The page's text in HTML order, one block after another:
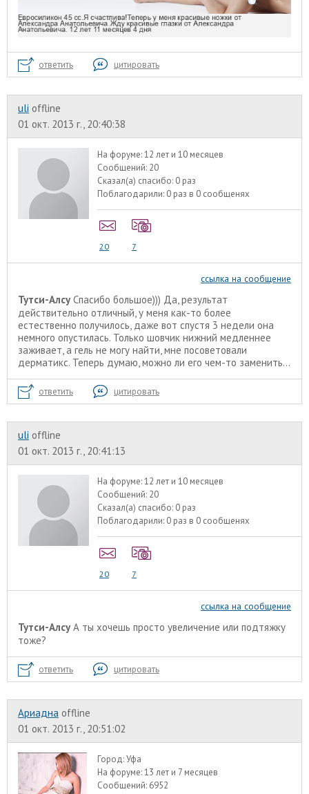
ответить цитировать
uli offline
01 окт. 2013 г., 20:40:38
На форуме:12 лет и 10 месяцев
Сообщений: 20
Сказал(а) спасибо: 0 раз
Поблагодарили: 0 раз в 0 сообщенях
20 7
ссылка на сообщение
Тутси-Алсу Спасибо большое))) Да, результат
действительно отличный, у меня как-то более
естественно получилось, даже вот спустя 3 недели она
немного опустилась. Только шовчик нижний медленнее
заживает, а гель не могу найти, мне посоветовали
дерматикс. Теперь думаю, можно ли его чем-то заменить...
ответить цитировать
uli offline
01 окт. 2013 г., 20:41:13
На форуме:12 лет и 10 месяцев
Сообщений: 20
Сказал(а) спасибо: 0 раз
Поблагодарили: 0 раз в 0 сообщенях
20 7
ссылка на сообщение
Тутси-Алсу А ты хочешь просто увеличение или подтяжку
тоже?
ответить цитировать
Ариадна offline
01 окт. 2013 г., 20:51:02
Город:Уфа
На форуме:13 лет и 7 месяцев
Сообщений: 6952